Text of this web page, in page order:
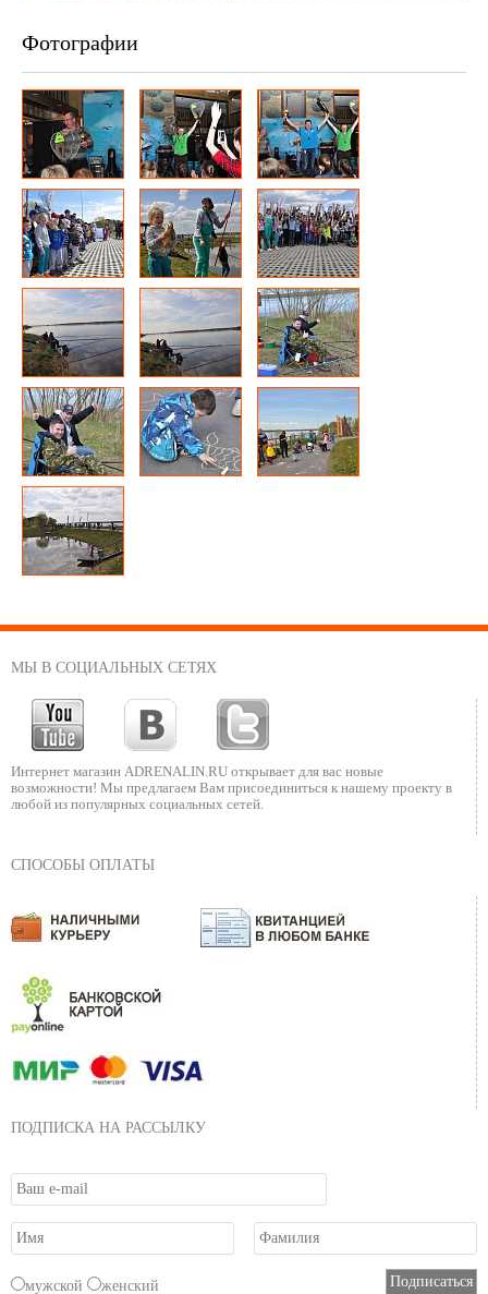
Фотографии
МЫ В СОЦИАЛЬНЫХ СЕТЯХ
Интернет магазин ADRENALIN.RU открывает для вас новые
возможности! Мы предлагаем Вам присоединиться к нашему проекту в
любой из популярных социальных сетей.
СПОСОБЫ ОПЛАТЫ
ПОДПИСКА НА РАССЫЛКУ
мужской женский